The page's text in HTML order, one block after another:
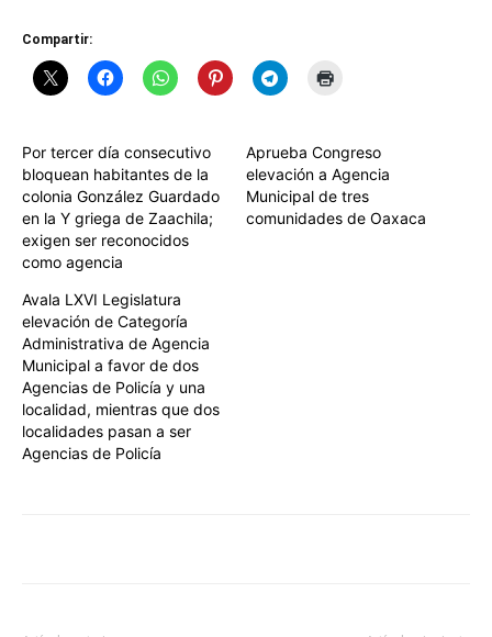
Compartir:
Por tercer día consecutivo
bloquean habitantes de la
colonia González Guardado
en la Y griega de Zaachila;
exigen ser reconocidos
como agencia
Aprueba Congreso
elevación a Agencia
Municipal de tres
comunidades de Oaxaca
Avala LXVI Legislatura
elevación de Categoría
Administrativa de Agencia
Municipal a favor de dos
Agencias de Policía y una
localidad, mientras que dos
localidades pasan a ser
Agencias de Policía